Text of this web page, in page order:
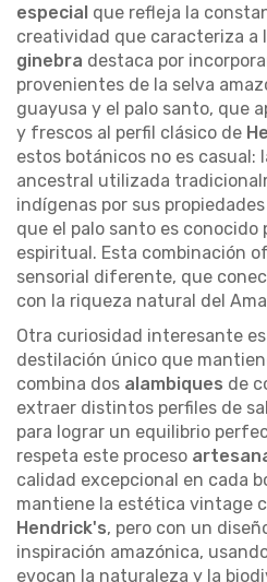
especial que refleja la
creatividad que caracteriza a
ginebra destaca por
provenientes de la selva
guayusa y el palo santo, que
y frescos al perfil clásico de
estos botánicos no es casual:
ancestral utilizada
indígenas por sus
que el palo santo es conocido
espiritual. Esta combinación
sensorial diferente, que
con la riqueza natural del
Otra curiosidad interesante
destilación único que
combina dos alambiques de
extraer distintos perfiles de
para lograr un equilibrio
respeta este proceso
calidad excepcional en cada
mantiene la estética vintage
Hendrick's, pero con un
inspiración amazónica,
evocan la naturaleza y la